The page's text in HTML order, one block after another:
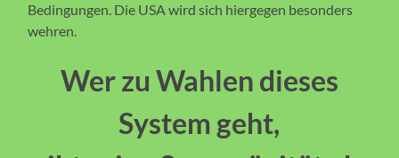
Bedingungen. Die USA wird sich hiergegen besonders
wehren.
Wer zu Wahlen dieses
System geht,